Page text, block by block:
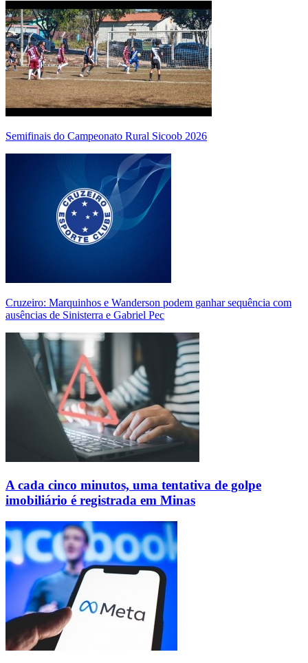
Semifinais do Campeonato Rural Sicoob 2026
Cruzeiro: Marquinhos e Wanderson podem ganhar sequência com
ausências de Sinisterra e Gabriel Pec
A cada cinco minutos, uma tentativa de golpe
imobiliário é registrada em Minas